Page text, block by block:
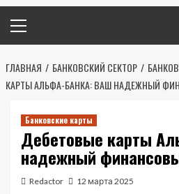
меню
ГЛАВНАЯ БАНКОВСКИЙ СЕКТОР
КАРТЫ АЛЬФА-БАНКА: ВАШ НАДЕЖНЫЙ
Банковские карты
Дебетовые карты
надежный
Redactor 12 марта 2025